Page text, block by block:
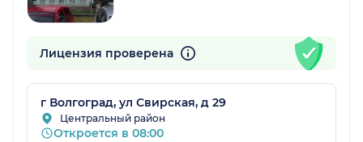
Лицензия проверена
г Волгоград, ул Свирская, д 29
Центральный район
Откроется в 08:00